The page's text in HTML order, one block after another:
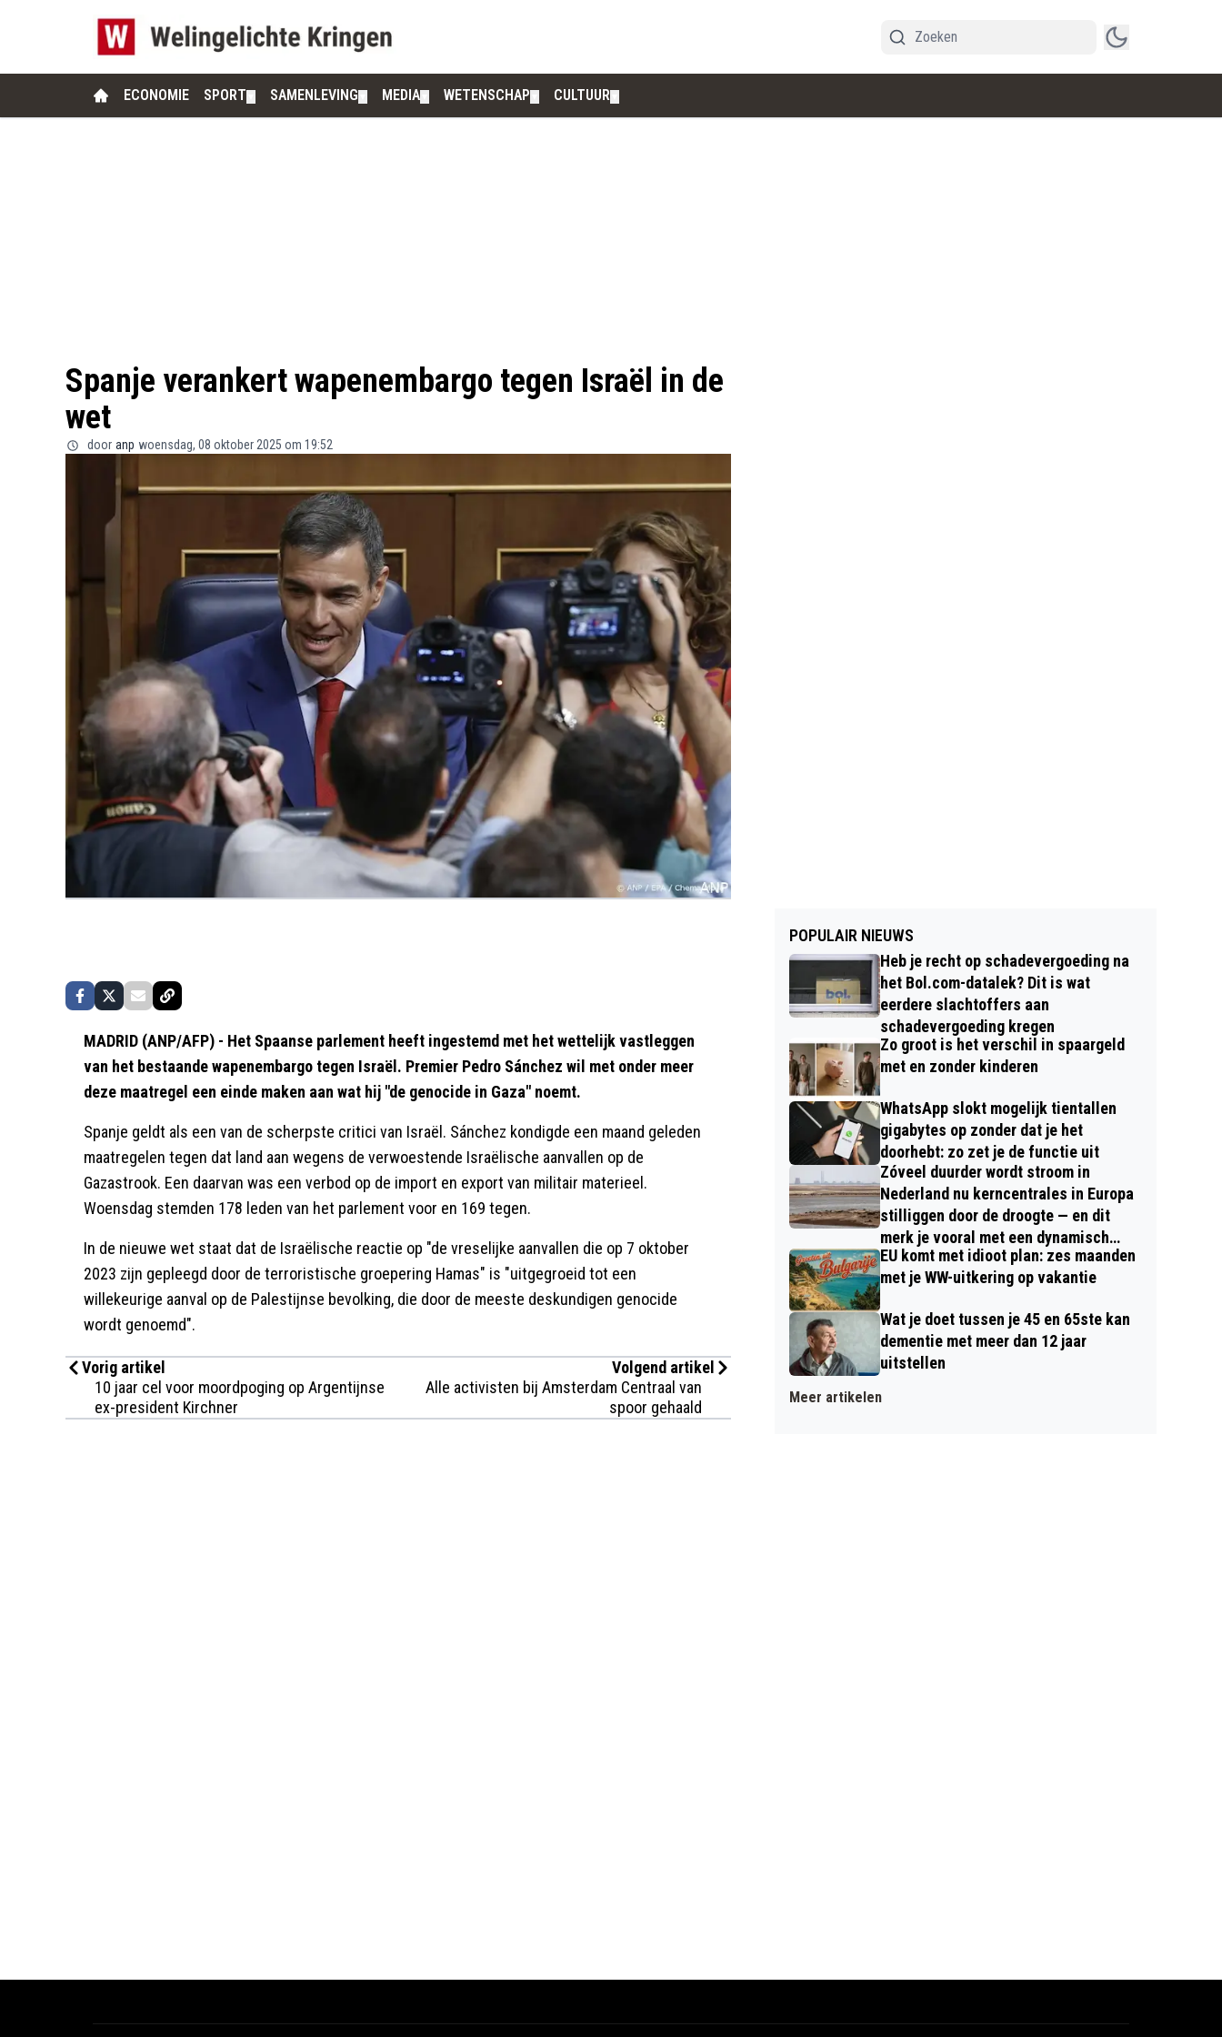
ECONOMIE SPORT SAMENLEVING MEDIA WETENSCHAP CULTUUR
Spanje verankert wapenembargo tegen Israël in de
wet
door anp woensdag, 08 oktober 2025 om 19:52
MADRID (ANP/AFP) - Het Spaanse parlement heeft ingestemd met het wettelijk vastleggen
van het bestaande wapenembargo tegen Israël. Premier Pedro Sánchez wil met onder meer
deze maatregel een einde maken aan wat hij "de genocide in Gaza" noemt.
Spanje geldt als een van de scherpste critici van Israël. Sánchez kondigde een maand geleden
maatregelen tegen dat land aan wegens de verwoestende Israëlische aanvallen op de
Gazastrook. Een daarvan was een verbod op de import en export van militair materieel.
Woensdag stemden 178 leden van het parlement voor en 169 tegen.
In de nieuwe wet staat dat de Israëlische reactie op "de vreselijke aanvallen die op 7 oktober
2023 zijn gepleegd door de terroristische groepering Hamas" is "uitgegroeid tot een
willekeurige aanval op de Palestijnse bevolking, die door de meeste deskundigen genocide
wordt genoemd".
Vorig artikel
10 jaar cel voor moordpoging op Argentijnse
ex-president Kirchner
Volgend artikel
Alle activisten bij Amsterdam Centraal van
spoor gehaald
POPULAIR NIEUWS
Heb je recht op schadevergoeding na
het Bol.com-datalek? Dit is wat
eerdere slachtoffers aan
schadevergoeding kregen
Zo groot is het verschil in spaargeld
met en zonder kinderen
WhatsApp slokt mogelijk tientallen
gigabytes op zonder dat je het
doorhebt: zo zet je de functie uit
Zóveel duurder wordt stroom in
Nederland nu kerncentrales in Europa
stilliggen door de droogte — en dit
merk je vooral met een dynamisch
contract
EU komt met idioot plan: zes maanden
met je WW-uitkering op vakantie
Wat je doet tussen je 45 en 65ste kan
dementie met meer dan 12 jaar
uitstellen
Meer artikelen